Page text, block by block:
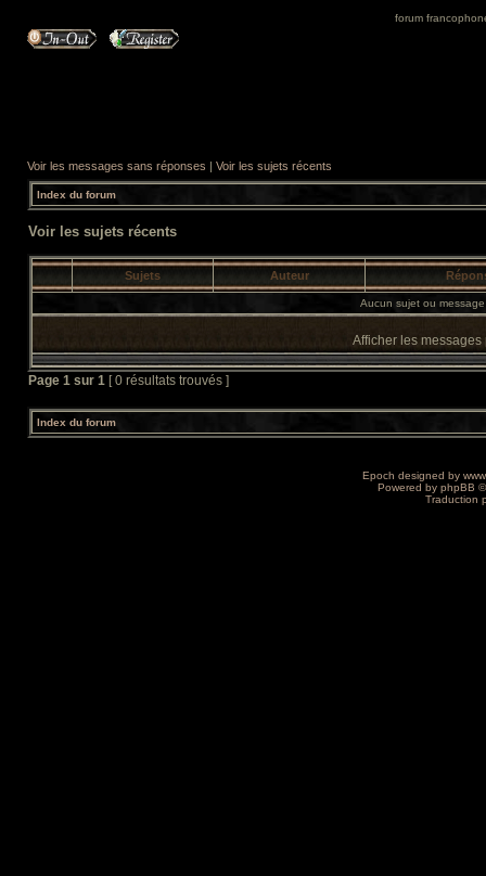
forum
Voir les messages sans réponses | Voir les sujets récents
Index du forum
Voir les sujets récents
Sujets Auteur
Aucun sujet ou
Afficher les messages
Page 1 sur 1 [ 0 résultats trouvés ]
Index du forum
Epoch designed by
Powered by phpBB
Traduction